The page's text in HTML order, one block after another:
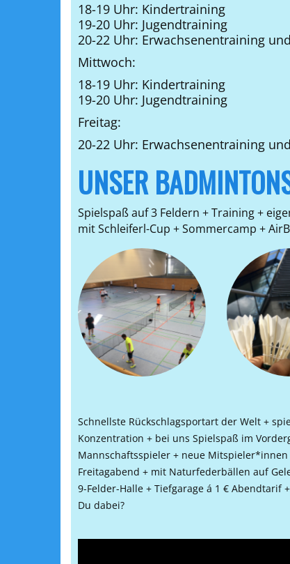
18-19 Uhr: Kindertraining
19-20 Uhr: Jugendtraining
20-22 Uhr: Erwachsenentraining
Mittwoch:
18-19 Uhr: Kindertraining
19-20 Uhr: Jugendtraining
Freitag:
20-22 Uhr: Erwachsenentraining
UNSER
Spielspaß auf 3 Feldern + Training +
mit Schleiferl-Cup + Sommercamp + A
Schnellste Rückschlagsportart der Welt +
Konzentration + bei uns Spielspaß im
Mannschaftsspieler + neue
Freitagabend + mit Naturfederbällen auf
9-Felder-Halle + Tiefgarage á 1 €
Du dabei?